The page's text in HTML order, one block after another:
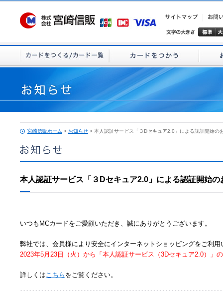
宮崎信販ホーム > お知らせ > 本人認証サービス「３Dセキュア2.0」による認証開始の
本人認証サービス「３Dセキュア2.0」による認証開始の
いつもMCカードをご愛顧いただき、誠にありがとうございます。
弊社では、会員様により安全にインターネットショッピングをご利用
2023年5月23日（火）から「本人認証サービス（3Dセキュア2.0）」
詳しくはこちら をご覧ください。